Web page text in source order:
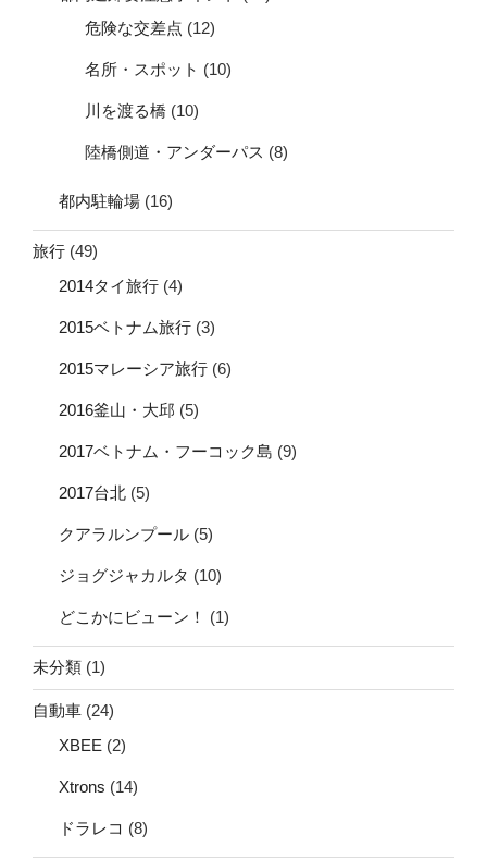
危険な交差点 (12)
名所・スポット (10)
川を渡る橋 (10)
陸橋側道・アンダーパス (8)
都内駐輪場 (16)
旅行 (49)
2014タイ旅行 (4)
2015ベトナム旅行 (3)
2015マレーシア旅行 (6)
2016釜山・大邱 (5)
2017ベトナム・フーコック島 (9)
2017台北 (5)
クアラルンプール (5)
ジョグジャカルタ (10)
どこかにビューン！ (1)
未分類 (1)
自動車 (24)
XBEE (2)
Xtrons (14)
ドラレコ (8)